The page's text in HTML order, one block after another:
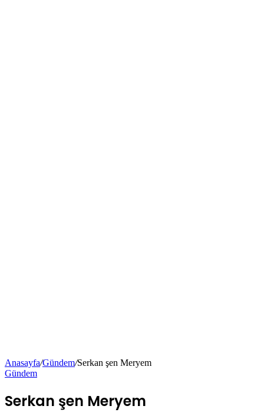
Anasayfa/Gündem/Serkan şen Meryem
Gündem
Serkan şen Meryem